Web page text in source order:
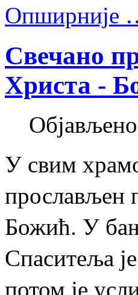
Опширније
Свечано
Христа -
У свим
прослављен
Божић. У
Спаситеља
потом је